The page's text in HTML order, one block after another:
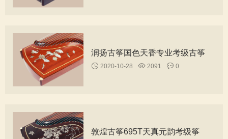
润扬古筝国色天香专业考级古筝
2020-10-28 2091 0
敦煌古筝695T天真元韵考级筝